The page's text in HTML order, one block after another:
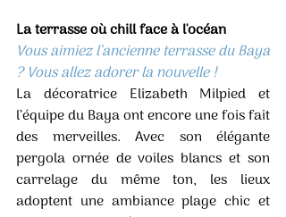
La terrasse où chill face à l'océan
Vous aimiez l’ancienne terrasse du Baya
? Vous allez adorer la nouvelle !
La décoratrice Elizabeth Milpied et
l’équipe du Baya ont encore une fois fait
des merveilles. Avec son élégante
pergola ornée de voiles blancs et son
carrelage du même ton, les lieux
adoptent une ambiance plage chic et